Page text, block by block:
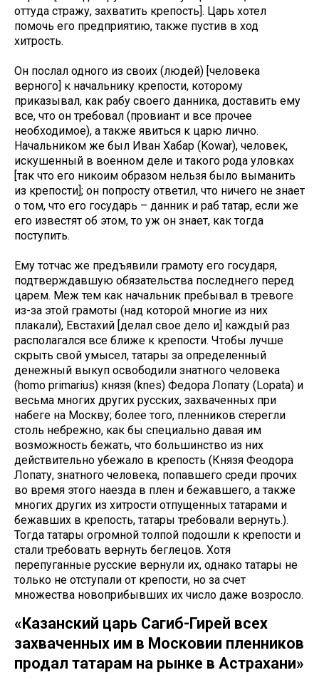
оттуда стражу, захватить крепость]. Царь хотел
помочь его предприятию, также пустив в ход
хитрость.
Он послал одного из своих (людей) [человека
верного] к начальнику крепости, которому
приказывал, как рабу своего данника, доставить ему
все, что он требовал (провиант и все прочее
необходимое), а также явиться к царю лично.
Начальником же был Иван Хабар (Kowar), человек,
искушенный в военном деле и такого рода уловках
[так что его никоим образом нельзя было выманить
из крепости]; он попросту ответил, что ничего не знает
о том, что его государь – данник и раб татар, если же
его известят об этом, то уж он знает, как тогда
поступить.
Ему тотчас же предъявили грамоту его государя,
подтверждавшую обязательства последнего перед
царем. Меж тем как начальник пребывал в тревоге
из-за этой грамоты (над которой многие из них
плакали), Евстахий [делал свое дело и] каждый раз
располагался все ближе к крепости. Чтобы лучше
скрыть свой умысел, татары за определенный
денежный выкуп освободили знатного человека
(homo primarius) князя (knes) Федора Лопату (Lopata) и
весьма многих других русских, захваченных при
набеге на Москву; более того, пленников стерегли
столь небрежно, как бы специально давая им
возможность бежать, что большинство из них
действительно убежало в крепость (Князя Феодора
Лопату, знатного человека, попавшего среди прочих
во время этого наезда в плен и бежавшего, а также
многих других из хитрости отпущенных татарами и
бежавших в крепость, татары требовали вернуть.).
Тогда татары огромной толпой подошли к крепости и
стали требовать вернуть беглецов. Хотя
перепуганные русские вернули их, однако татары не
только не отступали от крепости, но за счет
множества новоприбывших их число даже возросло.
«Казанский царь Сагиб-Гирей всех
захваченных им в Московии пленников
продал татарам на рынке в Астрахани»